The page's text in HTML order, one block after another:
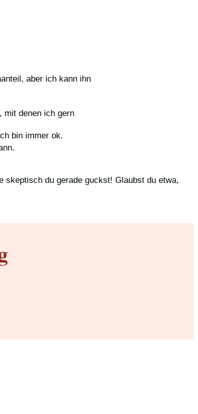
aber ich kann ihn
mit denen ich gern
bin immer ok.
du gerade guckst! Glaubst du etwa,